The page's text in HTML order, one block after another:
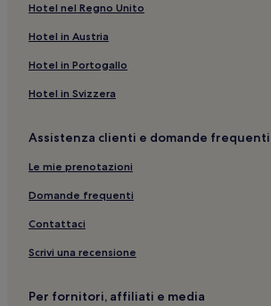
Hotel nel Regno Unito
Hotel in Austria
Hotel in Portogallo
Hotel in Svizzera
Assistenza clienti e domande frequenti
Le mie prenotazioni
Domande frequenti
Contattaci
Scrivi una recensione
Per fornitori, affiliati e media